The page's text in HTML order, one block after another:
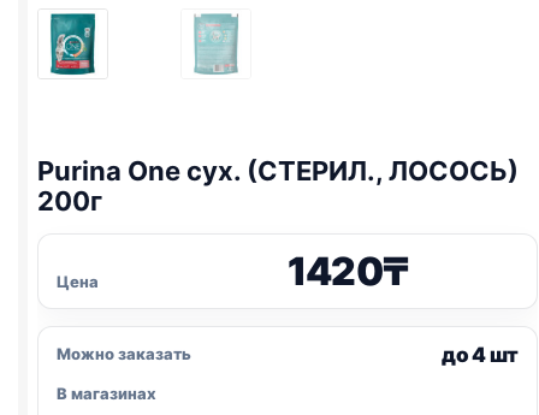
Purina One сух. (СТЕРИЛ., ЛОСОСЬ)
200г
Цена 1420₸
Можно заказать до 4 шт
В магазинах